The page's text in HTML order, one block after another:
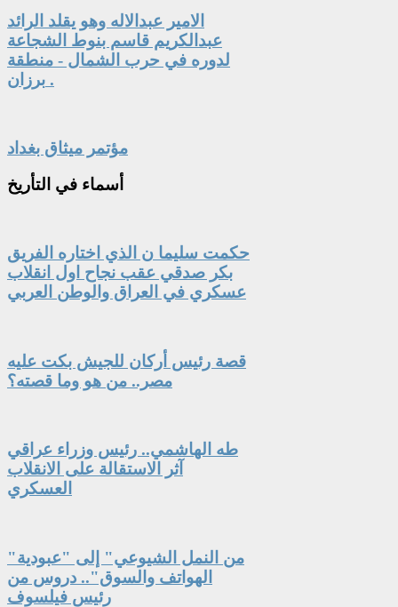
الامير عبدالاله وهو يقلد الرائد
عبدالكريم قاسم بنوط الشجاعة
لدوره في حرب الشمال - منطقة
برزان .
مؤتمر ميثاق بغداد
أسماء في التأريخ
حكمت سليما ن الذي اختاره الفريق
بكر صدقي عقب نجاح اول انقلاب
عسكري في العراق والوطن العربي
قصة رئيس أركان للجيش بكت عليه
مصر.. من هو وما قصته؟
طه الهاشمي.. رئيس وزراء عراقي
آثر الاستقالة على الانقلاب
العسكري
"من النمل الشيوعي" إلى "عبودية
الهواتف والسوق".. دروس من
رئيس فيلسوف